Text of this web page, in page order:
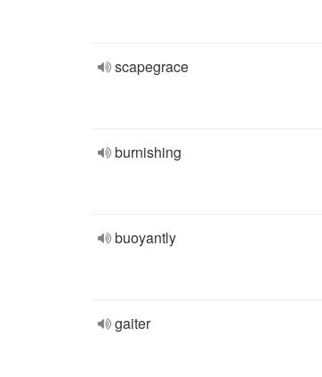
scapegrace
burnishing
buoyantly
gaiter